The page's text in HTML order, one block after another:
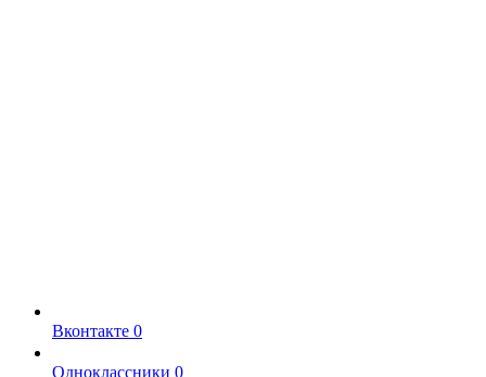
Вконтакте 0
Одноклассники 0